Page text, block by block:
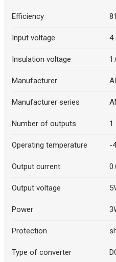
Efficiency
Input voltage
Insulation voltage
Manufacturer
Manufacturer series
Number of outputs 1
Operating temperature -
Output current
Output voltage
Power
Protection
Type of converter